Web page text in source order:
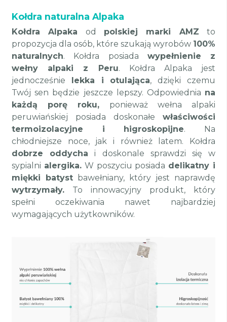
Kołdra naturalna Alpaka
Kołdra Alpaka od polskiej marki AMZ to
propozycja dla osób, które szukają wyrobów 100%
naturalnych. Kołdra posiada wypełnienie z
wełny alpaki z Peru. Kołdra Alpaka jest
jednocześnie
lekka i otulająca, dzięki czemu
Twój sen będzie jeszcze lepszy. Odpowiednia na
każdą porę roku, ponieważ wełna alpaki
peruwiańskiej posiada doskonałe właściwości
termoizolacyjne i higroskopijne. Na
chłodniejsze noce, jak i również latem. Kołdra
dobrze oddycha i doskonale sprawdzi się w
sypialni alergika.W poszyciu posiada delikatny i
miękki batyst bawełniany, który jest naprawdę
wytrzymały. To innowacyjny produkt, który
spełni oczekiwania nawet najbardziej
wymagających użytkowników.